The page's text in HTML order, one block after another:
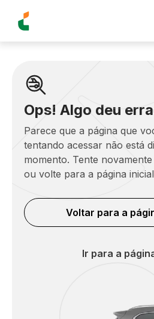
Ops! Algo deu
Parece que a página que
tentando acessar não está
momento. Tente
ou volte para a página
Voltar para a
Ir para a